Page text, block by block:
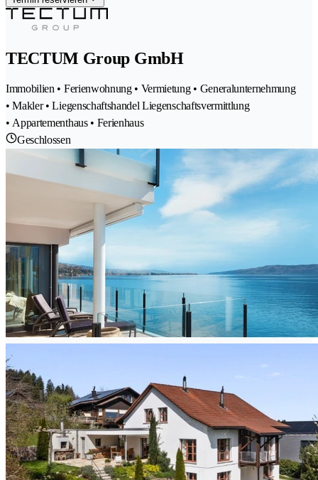
TECTUM Group GmbH
Immobilien • Ferienwohnung • Vermietung • Generalunternehmung
• Makler • Liegenschaftshandel Liegenschaftsvermittlung
• Appartementhaus • Ferienhaus
Geschlossen